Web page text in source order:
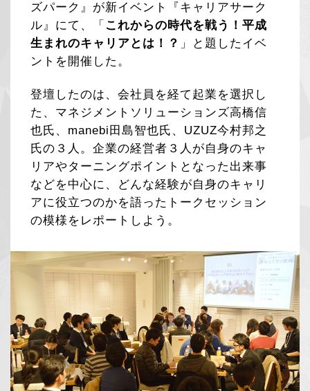
ズパーク』が新イベント『キャリアサーク
ル』にて、「 これからの時代を戦う！平成
生まれのキャリアとは！？ 」と題したイベ
ントを開催した。
登壇したのは、会社員を経て起業を選択し
た、マネジメントソリューションズ高橋信
也氏、manebi田島智也氏、UZUZ今村邦之
氏の３人。企業の経営者３人が自身のキャ
リアやターニングポイントとなった出来事
などを中心に、どんな経験が自身のキャリ
アに役立つのかを語ったトークセッション
の模様をレポートしよう。